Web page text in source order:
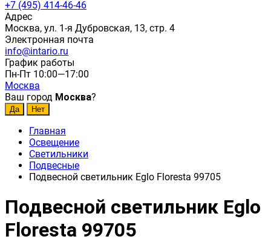
+7 (495) 414-46-46
Адрес
Москва, ул. 1-я Дубровская, 13, стр. 4
Электронная почта
info@intario.ru
График работы
Пн-Пт 10:00—17:00
Москва
Ваш город Москва?
Главная
Освещение
Светильники
Подвесные
Подвесной светильник Eglo Floresta 99705
Подвесной светильник Eglo
Floresta 99705